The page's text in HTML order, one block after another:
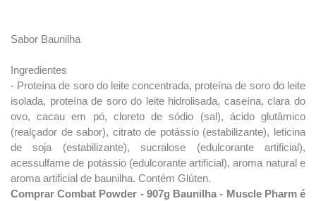
Sabor Baunilha
Ingredientes
- Proteína de soro do leite concentrada, proteína de soro do leite
isolada, proteína de soro do leite hidrolisada, caseína, clara do
ovo, cacau em pó, cloreto de sódio (sal), ácido glutâmico
(realçador de sabor), citrato de potássio (estabilizante), leticina
de soja (estabilizante), sucralose (edulcorante artificial),
acessulfame de potássio (edulcorante artificial), aroma natural e
aroma artificial de baunilha. Contém Glúten.
Comprar Combat Powder - 907g Baunilha - Muscle Pharm é